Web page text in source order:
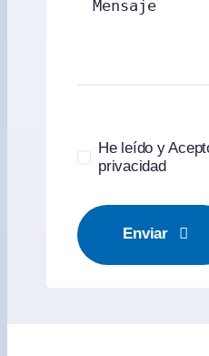
He leído y
privacidad
Enviar